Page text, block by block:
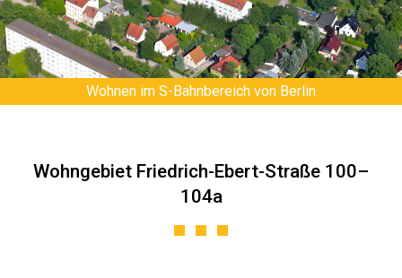
Wohnen im S-Bahnbereich von Berlin
Wohngebiet Friedrich-Ebert-Straße 100–
104a